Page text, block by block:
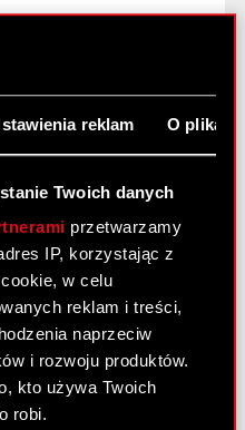
reklam O
Twoich danych
przetwarzamy
IP, korzystając z
w celu
reklam i treści,
naprzeciw
i rozwoju produktów.
kto używa Twoich
robi.
umowy cash
CD Projekt RED S.A.
o wniesionym
uchwał
Zgromadzenia